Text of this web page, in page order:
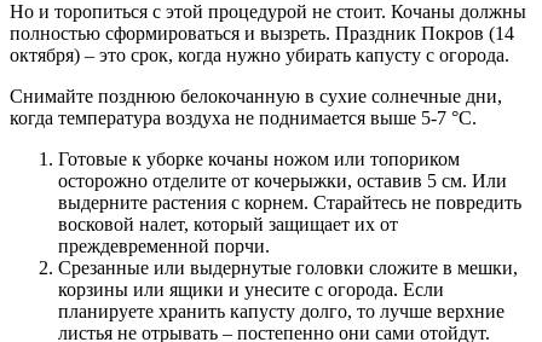
Но и торопиться с этой процедурой не стоит. Кочаны должны
полностью сформироваться и вызреть. Праздник Покров (14
октября) – это срок, когда нужно убирать капусту с огорода.
Снимайте позднюю белокочанную в сухие солнечные дни,
когда температура воздуха не поднимается выше 5-7 °С.
Готовые к уборке кочаны ножом или топориком
осторожно отделите от кочерыжки, оставив 5 см. Или
выдерните растения с корнем. Старайтесь не повредить
восковой налет, который защищает их от
преждевременной порчи.
Срезанные или выдернутые головки сложите в мешки,
корзины или ящики и унесите с огорода. Если
планируете хранить капусту долго, то лучше верхние
листья не отрывать – постепенно они сами отойдут.